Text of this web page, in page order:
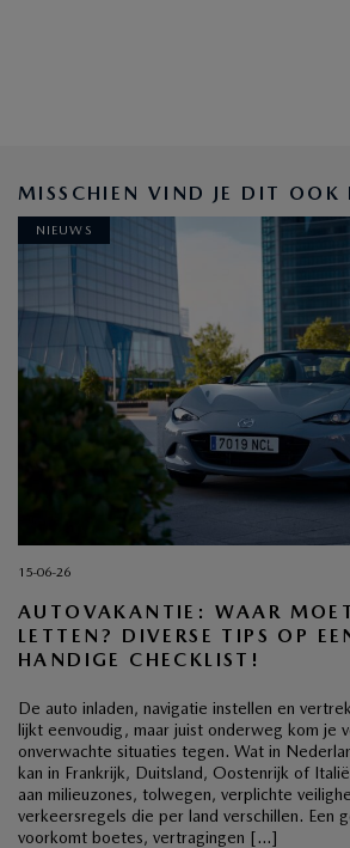
INSCHRIJVEN
MISSCHIEN VIND JE DIT OOK
NIEUWS
15-06-26
AUTOVAKANTIE: WAAR
LETTEN? DIVERSE TIPS OP
HANDIGE CHECKLIST!
De auto inladen, navigatie instellen en
lijkt eenvoudig, maar juist onderweg kom je
onverwachte situaties tegen. Wat in
kan in Frankrijk, Duitsland, Oostenrijk of
aan milieuzones, tolwegen, verplichte
verkeersregels die per land verschillen. Een
voorkomt boetes, vertragingen […]